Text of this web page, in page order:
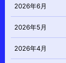
2026年6月
2026年5月
2026年4月